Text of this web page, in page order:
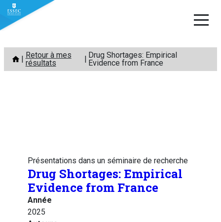
Aller
contenu
Retour à mes
résultats
Drug Shortages: Empirical
Evidence from France
Présentations dans un séminaire de recherche
Drug Shortages: Empirical
Evidence from France
Année
2025